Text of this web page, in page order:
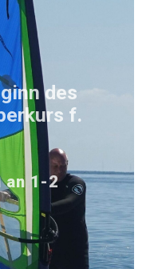
des
f.
an 1-2